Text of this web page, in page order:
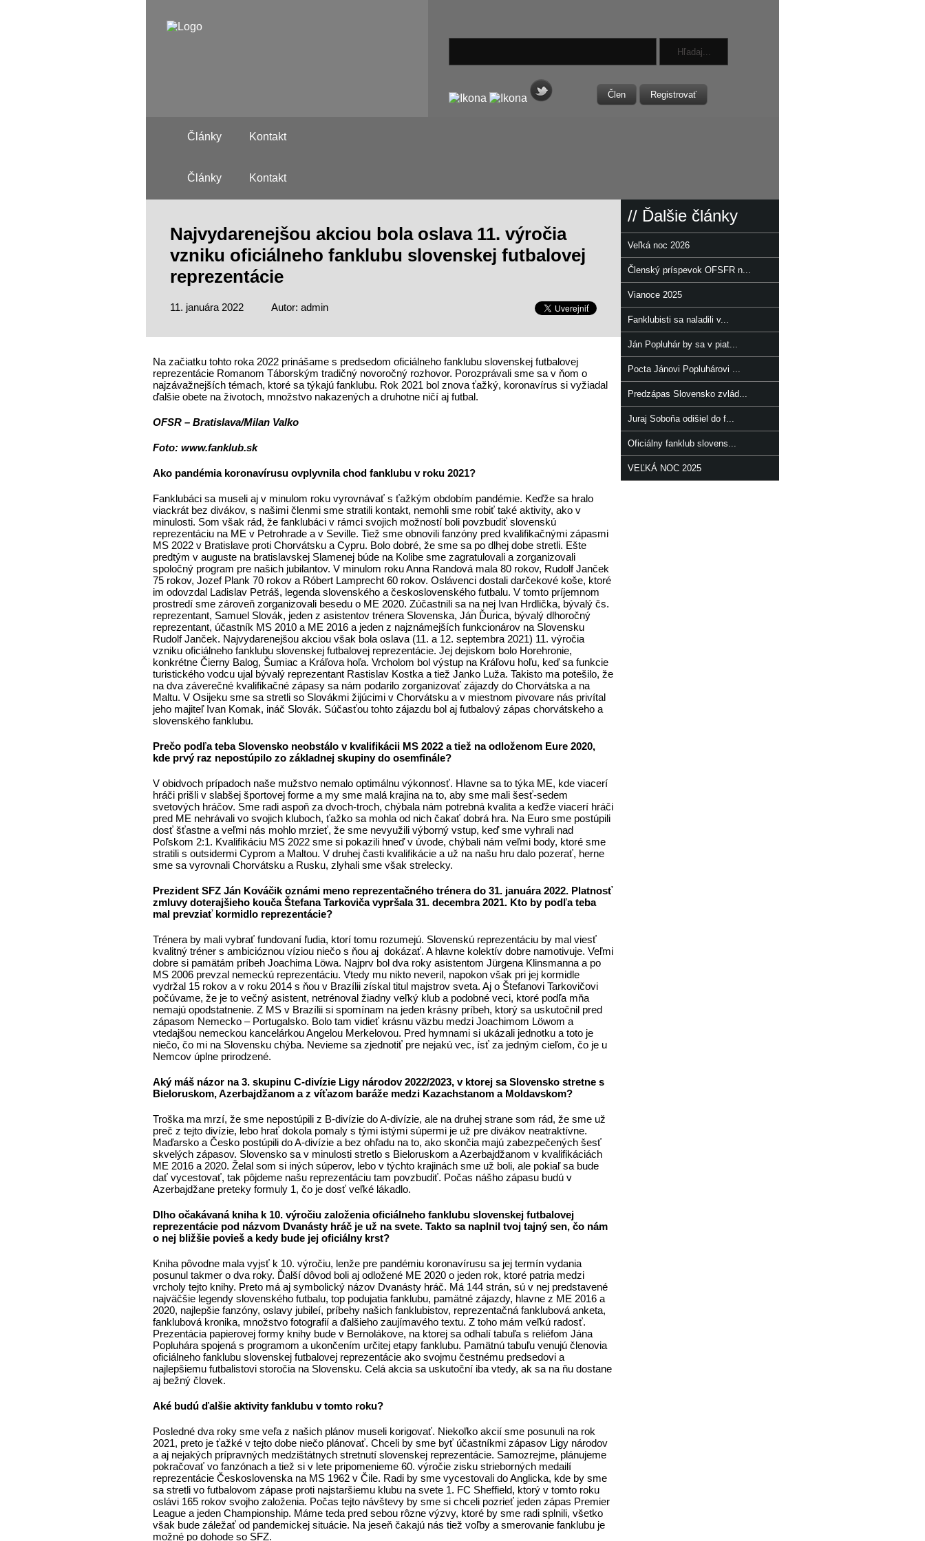
Člen Registrovať
Články Kontakt
Články Kontakt
Najvydarenejšou akciou bola oslava 11. výročia
vzniku oficiálneho fanklubu slovenskej futbalovej
reprezentácie
11. januára 2022 Autor: admin
Na začiatku tohto roka 2022 prinášame s predsedom oficiálneho fanklubu slovenskej futbalovej
reprezentácie Romanom Táborským tradičný novoročný rozhovor. Porozprávali sme sa v ňom o
najzávažnejších témach, ktoré sa týkajú fanklubu. Rok 2021 bol znova ťažký, koronavírus si vyžiadal
ďalšie obete na životoch, množstvo nakazených a druhotne ničí aj futbal.
OFSR – Bratislava/Milan Valko
Foto: www.fanklub.sk
Ako pandémia koronavírusu ovplyvnila chod fanklubu v roku 2021?
Fanklubáci sa museli aj v minulom roku vyrovnávať s ťažkým obdobím pandémie. Keďže sa hralo
viackrát bez divákov, s našimi členmi sme stratili kontakt, nemohli sme robiť také aktivity, ako v
minulosti. Som však rád, že fanklubáci v rámci svojich možností boli povzbudiť slovenskú
reprezentáciu na ME v Petrohrade a v Seville. Tiež sme obnovili fanzóny pred kvalifikačnými zápasmi
MS 2022 v Bratislave proti Chorvátsku a Cypru. Bolo dobré, že sme sa po dlhej dobe stretli. Ešte
predtým v auguste na bratislavskej Slamenej búde na Kolibe sme zagratulovali a zorganizovali
spoločný program pre našich jubilantov. V minulom roku Anna Randová mala 80 rokov, Rudolf Janček
75 rokov, Jozef Plank 70 rokov a Róbert Lamprecht 60 rokov. Oslávenci dostali darčekové koše, ktoré
im odovzdal Ladislav Petráš, legenda slovenského a československého futbalu. V tomto príjemnom
prostredí sme zároveň zorganizovali besedu o ME 2020. Zúčastnili sa na nej Ivan Hrdlička, bývalý čs.
reprezentant, Samuel Slovák, jeden z asistentov trénera Slovenska, Ján Ďurica, bývalý dlhoročný
reprezentant, účastník MS 2010 a ME 2016 a jeden z najznámejších funkcionárov na Slovensku
Rudolf Janček. Najvydarenejšou akciou však bola oslava (11. a 12. septembra 2021) 11. výročia
vzniku oficiálneho fanklubu slovenskej futbalovej reprezentácie. Jej dejiskom bolo Horehronie,
konkrétne Čierny Balog, Šumiac a Kráľova hoľa. Vrcholom bol výstup na Kráľovu hoľu, keď sa funkcie
turistického vodcu ujal bývalý reprezentant Rastislav Kostka a tiež Janko Luža. Takisto ma potešilo, že
na dva záverečné kvalifikačné zápasy sa nám podarilo zorganizovať zájazdy do Chorvátska a na
Maltu. V Osijeku sme sa stretli so Slovákmi žijúcimi v Chorvátsku a v miestnom pivovare nás privítal
jeho majiteľ Ivan Komak, ináč Slovák. Súčasťou tohto zájazdu bol aj futbalový zápas chorvátskeho a
slovenského fanklubu.
Prečo podľa teba Slovensko neobstálo v kvalifikácii MS 2022 a tiež na odloženom Eure 2020,
kde prvý raz nepostúpilo zo základnej skupiny do osemfinále?
V obidvoch prípadoch naše mužstvo nemalo optimálnu výkonnosť. Hlavne sa to týka ME, kde viacerí
hráči prišli v slabšej športovej forme a my sme malá krajina na to, aby sme mali šesť-sedem
svetových hráčov. Sme radi aspoň za dvoch-troch, chýbala nám potrebná kvalita a keďže viacerí hráči
pred ME nehrávali vo svojich kluboch, ťažko sa mohla od nich čakať dobrá hra. Na Euro sme postúpili
dosť šťastne a veľmi nás mohlo mrzieť, že sme nevyužili výborný vstup, keď sme vyhrali nad
Poľskom 2:1. Kvalifikáciu MS 2022 sme si pokazili hneď v úvode, chýbali nám veľmi body, ktoré sme
stratili s outsidermi Cyprom a Maltou. V druhej časti kvalifikácie a už na našu hru dalo pozerať, herne
sme sa vyrovnali Chorvátsku a Rusku, zlyhali sme však strelecky.
Prezident SFZ Ján Kováčik oznámi meno reprezentačného trénera do 31. januára 2022. Platnosť
zmluvy doterajšieho kouča Štefana Tarkoviča vypršala 31. decembra 2021. Kto by podľa teba
mal prevziať kormidlo reprezentácie?
Trénera by mali vybrať fundovaní ľudia, ktorí tomu rozumejú. Slovenskú reprezentáciu by mal viesť
kvalitný tréner s ambicióznou víziou niečo s ňou aj dokázať. A hlavne kolektív dobre namotivuje. Veľmi
dobre si pamätám príbeh Joachima Löwa. Najprv bol dva roky asistentom Jürgena Klinsmanna a po
MS 2006 prevzal nemeckú reprezentáciu. Vtedy mu nikto neveril, napokon však pri jej kormidle
vydržal 15 rokov a v roku 2014 s ňou v Brazílii získal titul majstrov sveta. Aj o Štefanovi Tarkovičovi
počúvame, že je to večný asistent, netrénoval žiadny veľký klub a podobné veci, ktoré podľa mňa
nemajú opodstatnenie. Z MS v Brazílii si spomínam na jeden krásny príbeh, ktorý sa uskutočnil pred
zápasom Nemecko – Portugalsko. Bolo tam vidieť krásnu väzbu medzi Joachimom Löwom a
vtedajšou nemeckou kancelárkou Angelou Merkelovou. Pred hymnami si ukázali jednotku a toto je
niečo, čo mi na Slovensku chýba. Nevieme sa zjednotiť pre nejakú vec, ísť za jedným cieľom, čo je u
Nemcov úplne prirodzené.
Aký máš názor na 3. skupinu C-divízie Ligy národov 2022/2023, v ktorej sa Slovensko stretne s
Bieloruskom, Azerbajdžanom a z víťazom baráže medzi Kazachstanom a Moldavskom?
Troška ma mrzí, že sme nepostúpili z B-divízie do A-divízie, ale na druhej strane som rád, že sme už
preč z tejto divízie, lebo hrať dokola pomaly s tými istými súpermi je už pre divákov neatraktívne.
Maďarsko a Česko postúpili do A-divízie a bez ohľadu na to, ako skončia majú zabezpečených šesť
skvelých zápasov. Slovensko sa v minulosti stretlo s Bieloruskom a Azerbajdžanom v kvalifikáciách
ME 2016 a 2020. Želal som si iných súperov, lebo v týchto krajinách sme už boli, ale pokiaľ sa bude
dať vycestovať, tak pôjdeme našu reprezentáciu tam povzbudiť. Počas nášho zápasu budú v
Azerbajdžane preteky formuly 1, čo je dosť veľké lákadlo.
Dlho očakávaná kniha k 10. výročiu založenia oficiálneho fanklubu slovenskej futbalovej
reprezentácie pod názvom Dvanásty hráč je už na svete. Takto sa naplnil tvoj tajný sen, čo nám
o nej bližšie povieš a kedy bude jej oficiálny krst?
Kniha pôvodne mala vyjsť k 10. výročiu, lenže pre pandémiu koronavírusu sa jej termín vydania
posunul takmer o dva roky. Ďalší dôvod boli aj odložené ME 2020 o jeden rok, ktoré patria medzi
vrcholy tejto knihy. Preto má aj symbolický názov Dvanásty hráč. Má 144 strán, sú v nej predstavené
najväčšie legendy slovenského futbalu, top podujatia fanklubu, pamätné zájazdy, hlavne z ME 2016 a
2020, najlepšie fanzóny, oslavy jubileí, príbehy našich fanklubistov, reprezentačná fanklubová anketa,
fanklubová kronika, množstvo fotografií a ďalšieho zaujímavého textu. Z toho mám veľkú radosť.
Prezentácia papierovej formy knihy bude v Bernolákove, na ktorej sa odhalí tabuľa s reliéfom Jána
Popluhára spojená s programom a ukončením určitej etapy fanklubu. Pamätnú tabuľu venujú členovia
oficiálneho fanklubu slovenskej futbalovej reprezentácie ako svojmu čestnému predsedovi a
najlepšiemu futbalistovi storočia na Slovensku. Celá akcia sa uskutoční iba vtedy, ak sa na ňu dostane
aj bežný človek.
Aké budú ďalšie aktivity fanklubu v tomto roku?
Posledné dva roky sme veľa z našich plánov museli korigovať. Niekoľko akcií sme posunuli na rok
2021, preto je ťažké v tejto dobe niečo plánovať. Chceli by sme byť účastníkmi zápasov Ligy národov
a aj nejakých prípravných medzištátnych stretnutí slovenskej reprezentácie. Samozrejme, plánujeme
pokračovať vo fanzónach a tiež si v lete pripomenieme 60. výročie zisku strieborných medailí
reprezentácie Československa na MS 1962 v Čile. Radi by sme vycestovali do Anglicka, kde by sme
sa stretli vo futbalovom zápase proti najstaršiemu klubu na svete 1. FC Sheffield, ktorý v tomto roku
oslávi 165 rokov svojho založenia. Počas tejto návštevy by sme si chceli pozrieť jeden zápas Premier
League a jeden Championship. Máme teda pred sebou rôzne výzvy, ktoré by sme radi splnili, všetko
však bude záležať od pandemickej situácie. Na jeseň čakajú nás tiež voľby a smerovanie fanklubu je
možné po dohode so SFZ.
// Ďalšie články
Veľká noc 2026
Členský príspevok OFSFR n...
Vianoce 2025
Fanklubisti sa naladili v...
Ján Popluhár by sa v piat...
Pocta Jánovi Popluhárovi ...
Predzápas Slovensko zvlád...
Juraj Soboňa odišiel do f...
Oficiálny fanklub slovens...
VEĽKÁ NOC 2025